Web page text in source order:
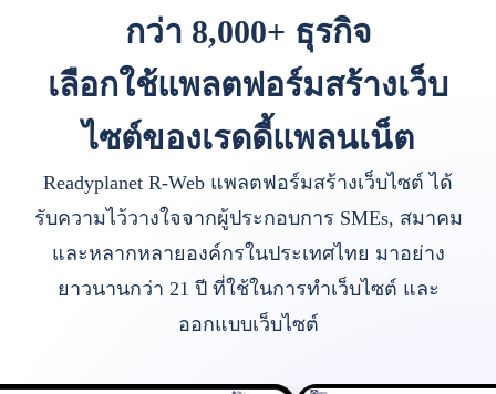
กว่า 8,000+ ธุรกิจ
เลือกใช้แพลตฟอร์มสร้างเว็บ
ไซต์ของเรดดี้แพลนเน็ต
Readyplanet R-Web แพลตฟอร์มสร้างเว็บไซต์ ได้
รับความไว้วางใจจากผู้ประกอบการ SMEs, สมาคม
และหลากหลายองค์กรในประเทศไทย มาอย่าง
ยาวนานกว่า 21 ปี ที่ใช้ในการทำเว็บไซต์ และ
ออกแบบเว็บไซต์